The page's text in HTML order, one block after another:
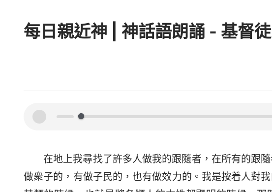
每日親近神 | 神話語朗誦 - 基督
00:00
在地上我尋找了許多人做我的跟隨者，在所有的跟
做衆子的，有做子民的，也有做效力的。我是按着人對